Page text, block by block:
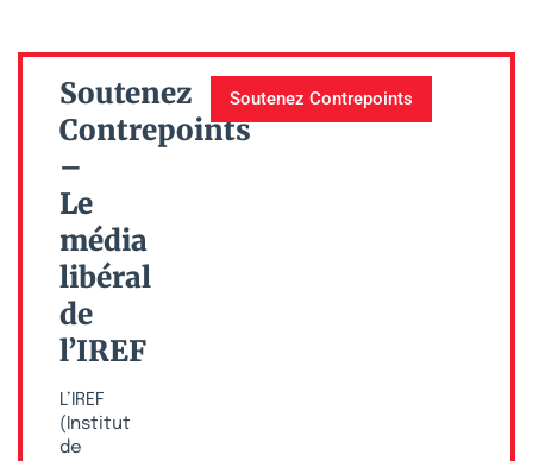
Soutenez
Contrepoints
–
Le
média
libéral
de
l’IREF
L’IREF
(Institut
de
Soutenez Contrepoints